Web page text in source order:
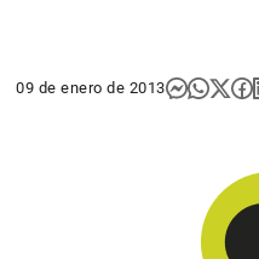
09 de enero de 2013